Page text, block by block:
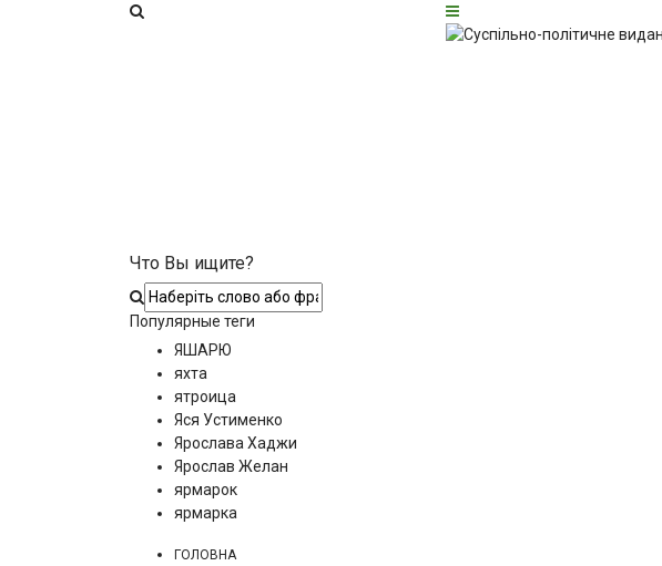
Что Вы ищите?
Популярные теги
ЯШАРЮ
яхта
ятроица
Яся Устименко
Ярослава Хаджи
Ярослав Желан
ярмарок
ярмарка
ГОЛОВНА